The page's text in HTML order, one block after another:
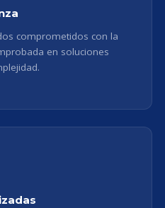
comprometidos con la
en soluciones